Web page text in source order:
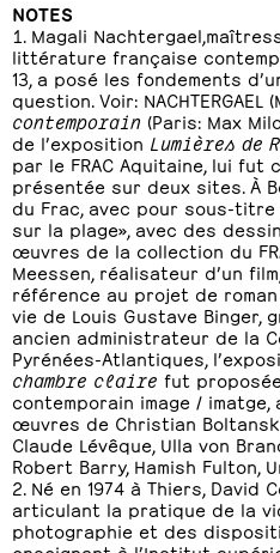
NOTES
Magali
littérature française
13, a posé les fondements
question. Voir: NACHTERGAEL
contemporain (Paris: Max
de l’exposition Lumières de
par le FRAC Aquitaine, lui
présentée sur deux sites. À
du Frac, avec pour sous-titre
sur la plage», avec des
œuvres de la collection du
Meessen, réalisateur d’un film,
référence au projet de
vie de Louis Gustave Binger,
ancien administrateur de la
Pyrénées-Atlantiques,
chambre claire fut
contemporain image / imatge,
œuvres de Christian
Claude Lévêque, Ulla von
Robert Barry, Hamish Fulton,
Né en 1974 à Thiers,
articulant la pratique de la
photographie et des